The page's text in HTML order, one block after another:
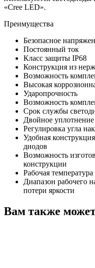
«Cree LED».
Преимущества
Безопасное
Постоянный ток
Класс защиты IP68
Конструкция из
Возможность
Высокая
Ударопрочность
Возможность
Срок службы
Двойное уплотнение
Регулировка угла
Удобная
диодов
Возможность
конструкции
Рабочая
Диапазон рабочего
потери яркости
Вам также